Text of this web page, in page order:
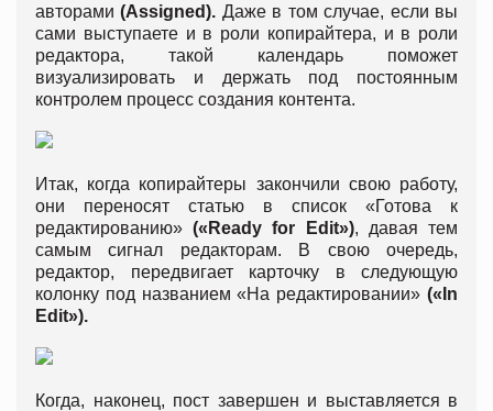
авторами(Assigned). Даже в том случае, если вы
сами выступаете и в роли копирайтера, и в роли
редактора, такой календарь поможет
визуализировать и держать под постоянным
контролем процесс создания контента.
Итак, когда копирайтеры закончили свою работу,
они переносят статью в список «Готова к
редактированию» («Ready for Edit»), давая тем
самым сигнал редакторам. В свою очередь,
редактор, передвигает карточку в следующую
колонку под названием «На редактировании» («In
Edit»).
Когда, наконец, пост завершен и выставляется в